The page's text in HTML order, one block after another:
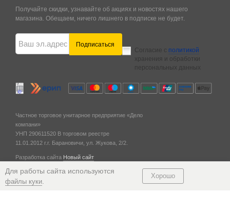
Получайте скидки, узнавайте об акциях и новостях нашего
магазина. Обещаем, ничего лишнего в подписке не будет.
Подписаться
Согласие с политикой
хранения и обработки
персональных данных
Частное торговое унитарное предприятие «Дело
компани»
УНП 290611520 В торговом реестре
11.01.2012 г. г. Барановичи, ул. Жукова, 2/2.
Разработка сайта Новый сайт
Для работы сайта используются
файлы куки
Хорошо